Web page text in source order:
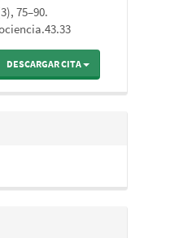
75–90.
DESCARGAR CITA